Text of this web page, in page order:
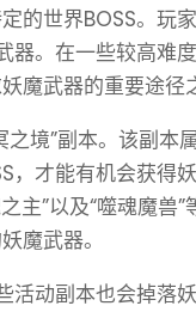
世界BOSS。玩
器。在一些较高难
魔武器的重要途径
境”副本。该副本
，才能有机会获得
主”以及“噬魂魔兽
魔武器。
动副本也会掉落